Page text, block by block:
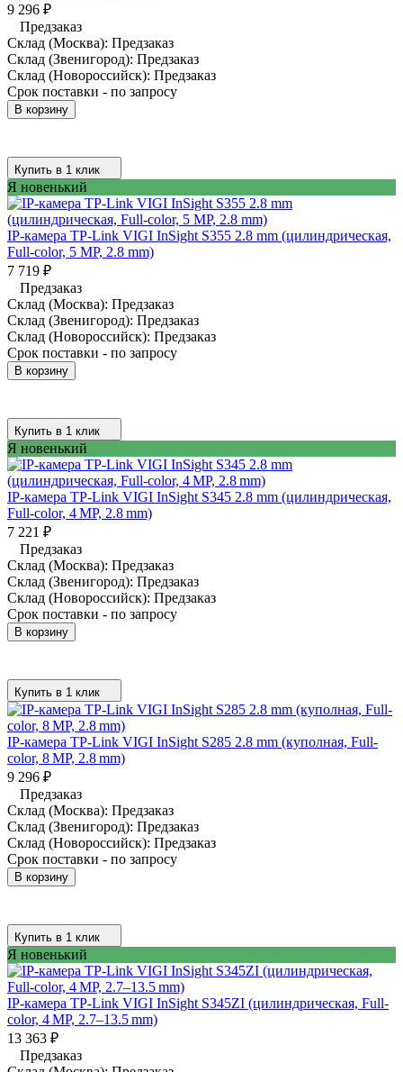
9 296 ₽
Предзаказ
Склад (Москва): Предзаказ
Склад (Звенигород): Предзаказ
Склад (Новороссийск): Предзаказ
Срок поставки - по запросу
В корзину
Купить в 1 клик
Я новенький
IP-камера TP-Link VIGI InSight S355 2.8 mm (цилиндрическая,
Full-color, 5 MP, 2.8 mm)
7 719 ₽
Предзаказ
Склад (Москва): Предзаказ
Склад (Звенигород): Предзаказ
Склад (Новороссийск): Предзаказ
Срок поставки - по запросу
В корзину
Купить в 1 клик
Я новенький
IP-камера TP-Link VIGI InSight S345 2.8 mm (цилиндрическая,
Full-color, 4 MP, 2.8 mm)
7 221 ₽
Предзаказ
Склад (Москва): Предзаказ
Склад (Звенигород): Предзаказ
Склад (Новороссийск): Предзаказ
Срок поставки - по запросу
В корзину
Купить в 1 клик
IP-камера TP-Link VIGI InSight S285 2.8 mm (куполная, Full-
color, 8 MP, 2.8 mm)
9 296 ₽
Предзаказ
Склад (Москва): Предзаказ
Склад (Звенигород): Предзаказ
Склад (Новороссийск): Предзаказ
Срок поставки - по запросу
В корзину
Купить в 1 клик
Я новенький
IP-камера TP-Link VIGI InSight S345ZI (цилиндрическая, Full-
color, 4 MP, 2.7–13.5 mm)
13 363 ₽
Предзаказ